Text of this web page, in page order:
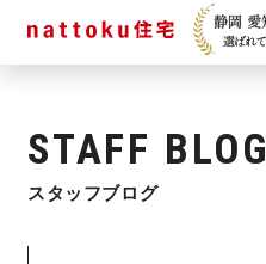
見学会
ショールーム
STAFF BLOG
スタッフブログ